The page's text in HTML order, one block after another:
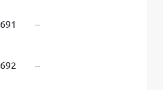
–
–